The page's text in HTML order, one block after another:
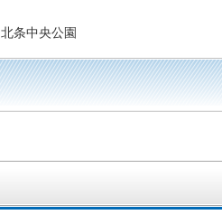
北条中央公園